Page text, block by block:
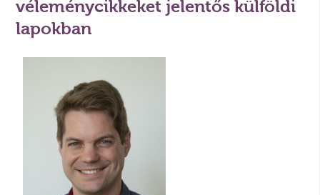
véleménycikkeket jelentős külföldi
lapokban